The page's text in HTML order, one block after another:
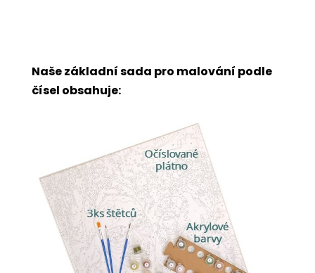
Naše základní sada pro malování podle
čísel obsahuje: